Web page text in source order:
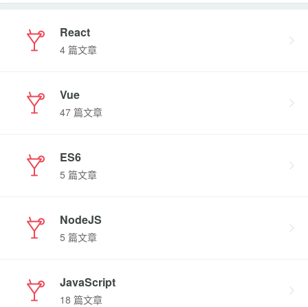
React
4 篇文章
Vue
47 篇文章
ES6
5 篇文章
NodeJS
5 篇文章
JavaScript
18 篇文章